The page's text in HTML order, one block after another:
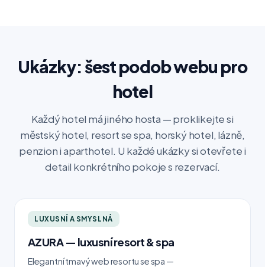
Ukázky: šest podob webu pro
hotel
Každý hotel má jiného hosta — proklikejte si
městský hotel, resort se spa, horský hotel, lázně,
penzion i aparthotel. U každé ukázky si otevřete i
detail konkrétního pokoje s rezervací.
LUXUSNÍ A SMYSLNÁ
AZURA — luxusní resort & spa
Elegantní tmavý web resortu se spa —